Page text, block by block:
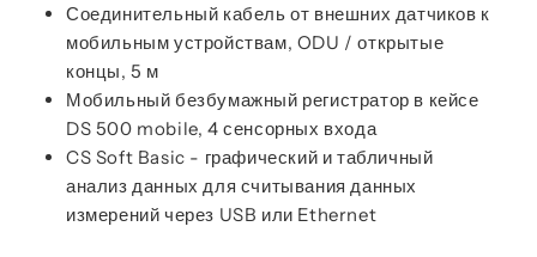
Соединительный кабель от внешних датчиков к
мобильным устройствам, ODU / открытые
концы, 5 м
Мобильный безбумажный регистратор в кейсе
DS 500 mobile, 4 сенсорных входа
CS Soft Basic - графический и табличный
анализ данных для считывания данных
измерений через USB или Ethernet